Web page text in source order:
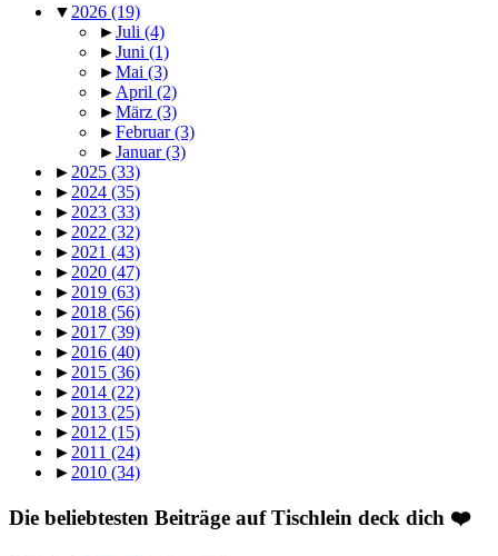
▼ 2026 (19)
►Juli (4)
►Juni (1)
►Mai (3)
► April (2)
►März (3)
►Februar(3)
►Januar(3)
► 2025 (33)
► 2024 (35)
► 2023 (33)
► 2022 (32)
► 2021 (43)
► 2020 (47)
► 2019 (63)
► 2018 (56)
► 2017 (39)
► 2016 (40)
► 2015 (36)
► 2014 (22)
► 2013 (25)
► 2012 (15)
► 2011 (24)
► 2010 (34)
Die beliebtesten Beiträge auf Tischlein deck dich ❤️